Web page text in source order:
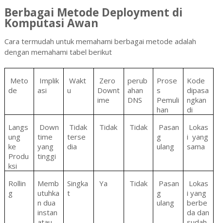
Berbagai Metode Deployment di
Komputasi Awan
Cara termudah untuk memahami berbagai metode adalah
dengan memahami tabel berikut
Meto
de
Implik
asi
Wakt
u
Zero
Downt
ime
perub
ahan
DNS
Prose
s
Pemuli
han
Kode
dipasa
ngkan
di
Langs
ung
ke
Produ
ksi
Down
time
yang
tinggi
Tidak
terse
dia
Tidak Tidak
Pasan
g
ulang
Lokas
i yang
sama
Rollin
g
Memb
utuhka
n dua
instan
Singka
t
Ya Tidak
Pasan
g
ulang
Lokas
i yang
berbe
da dan